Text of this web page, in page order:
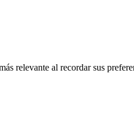
relevante al recordar sus